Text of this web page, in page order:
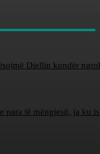
Diellin kundër
para të mëngjesit, ja ku